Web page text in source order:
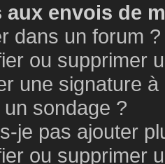
aux envois de
dans un forum ?
ou supprimer
une signature
sondage ?
je pas ajouter
ou supprimer